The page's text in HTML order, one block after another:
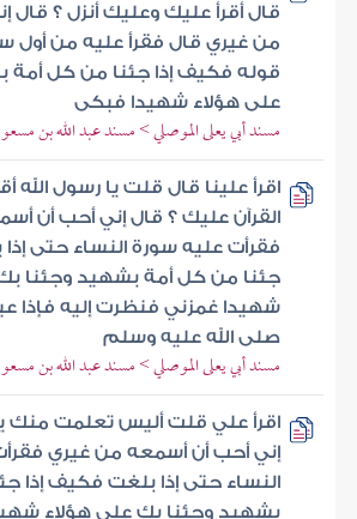
قال أقرأ عليك وعليك أنزل ؟ قال
من غيري قال فقرأ عليه من أول
قوله فكيف إذا جئنا من كل أمة
على هؤلاء شهيدا فبكى
مسند أبي يعلى الموصلي > مسند عبد الله بن
اقرأ علينا قال قلت يا رسول الله
القرآن عليك ؟ قال إني أحب أن
فقرأت عليه سورة النساء حتى
جئنا من كل أمة بشهيد وجئنا
شهيدا غمزني فنظرت إليه فإذا
صلى الله عليه وسلم
مسند أبي يعلى الموصلي > مسند عبد الله بن
اقرأ علي قلت أليس تعلمت منك
إني أحب أن أسمعه من غيري
النساء حتى إذا بلغت فكيف إذا
بشهيد وجئنا بك على هؤلاء